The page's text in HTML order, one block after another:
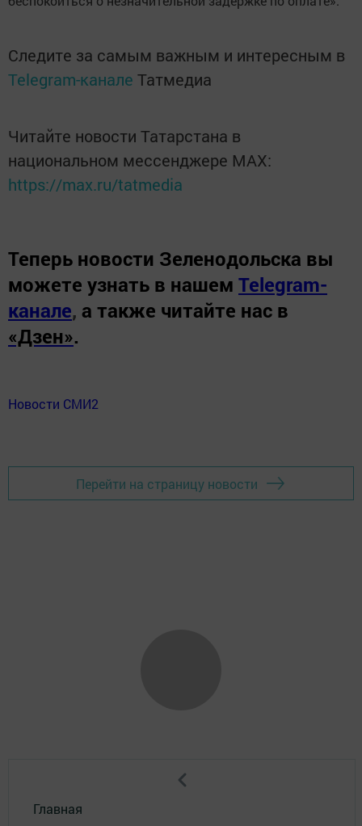
Следите за самым важным и интересным в
Telegram-канале Татмедиа
Читайте новости Татарстана в
национальном мессенджере MАХ:
https://max.ru/tatmedia
Теперь новости Зеленодольска вы
можете узнать в нашем Telegram-
канале, а также читайте нас в
«Дзен».
Новости СМИ2
Перейти на страницу новости
Главная